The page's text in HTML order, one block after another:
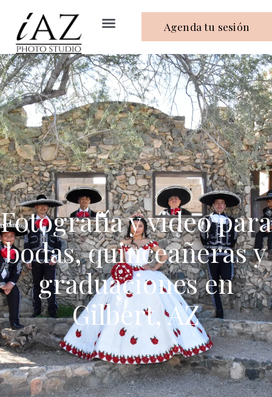
Agenda tu sesión
Fotografía y video para
bodas, quinceañeras y
graduaciones en
Gilbert, AZ